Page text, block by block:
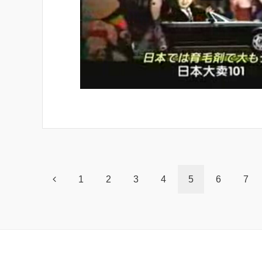
1 2 3 4 5 6 7